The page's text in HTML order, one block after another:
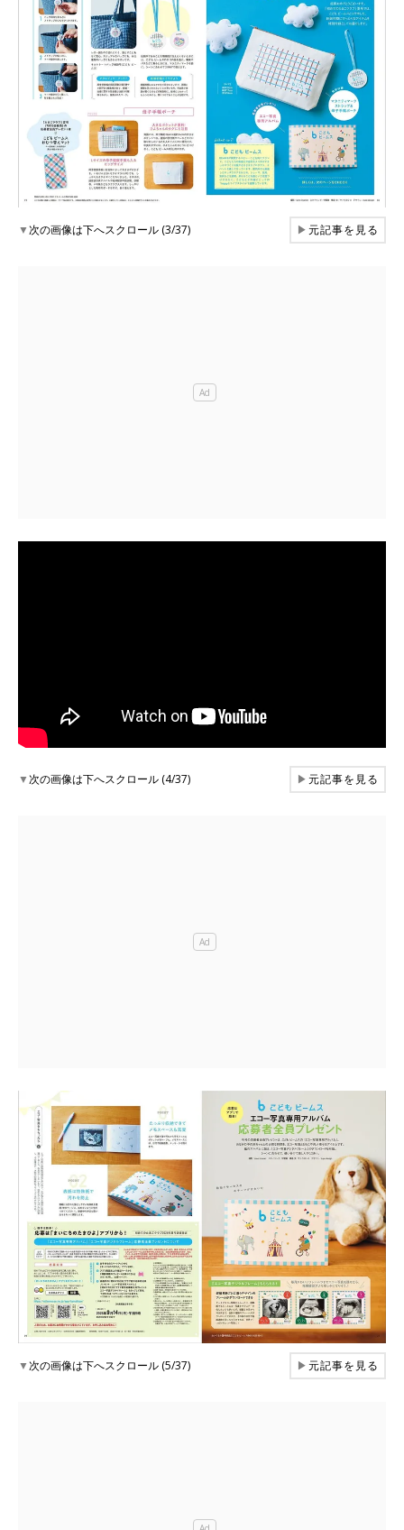
▼次の画像は下へスクロール (3/37) ▶元記事を見る
▼次の画像は下へスクロール (4/37) ▶元記事を見る
▼次の画像は下へスクロール (5/37) ▶元記事を見る